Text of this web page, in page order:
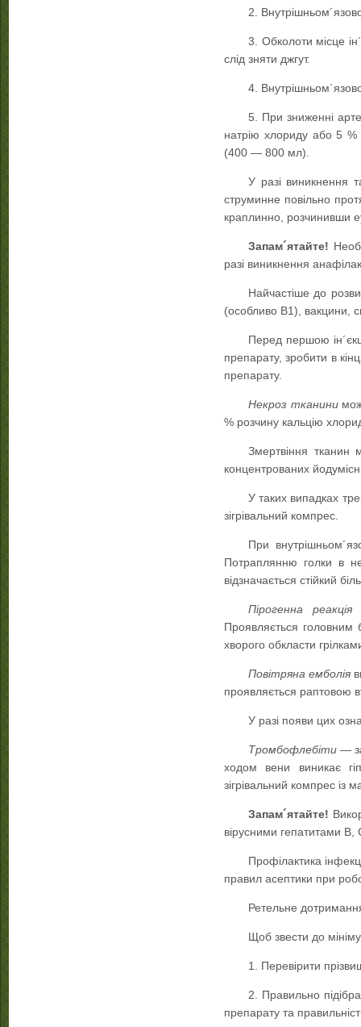
2.
3. Обколоти місце
слід зняти джгут.
4.
5. При зниженні
натрію хлориду або 5 %
(400 — 800 мл).
У разі виникнення
струминне повільно
краплинно, розчинивши
Запам´ятайте!
разі виникнення
Найчастіше до
(особливо В1), вакцини,
Перед першою
препарату, зробити в
препарату.
Некроз тканини
% розчину кальцію
Змертвіння тканин
концентрованих
У таких випадках
зігрівальний компрес.
При
Потраплянню голки в
відзначається стійкий
Пірогенна
Проявляється головним
хворого обкласти
Повітряна емболія
проявляється раптовою
У разі появи цих
Тромбофлебіти —
ходом вени виникає
зігрівальний компрес із
Запам´ятайте!
вірусними гепатитами
Профілактика
правил асептики при
Ретельне
Щоб звести до
1. Перевірити
2. Правильно
препарату та